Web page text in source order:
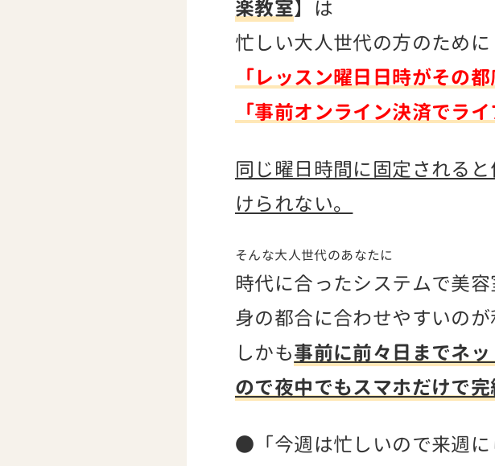
楽教室】は
忙しい大人世代の方のために
「レッスン曜日日時がその
「事前オンライン決済でラ
同じ曜日時間に固定される
けられない。
そんな大人世代のあなたに
時代に合ったシステムで美
身の都合に合わせやすいのが
しかも事前に前々日までネ
ので夜中でもスマホだけで完
●「今週は忙しいので来週に